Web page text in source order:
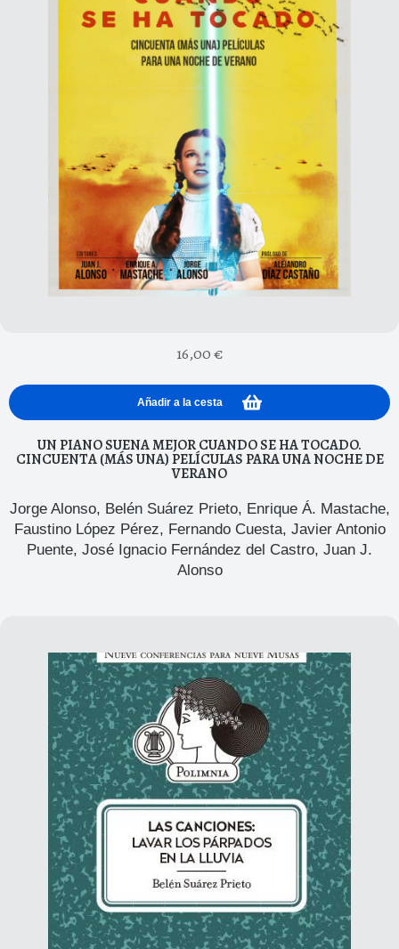
16,00€
Añadir a la cesta
UN PIANO SUENA MEJOR CUANDO SE HA TOCADO.
CINCUENTA (MÁS UNA) PELÍCULAS PARA UNA NOCHE DE
VERANO
Jorge Alonso, Belén Suárez Prieto, Enrique Á. Mastache,
Faustino López Pérez, Fernando Cuesta, Javier Antonio
Puente, José Ignacio Fernández del Castro, Juan J.
Alonso